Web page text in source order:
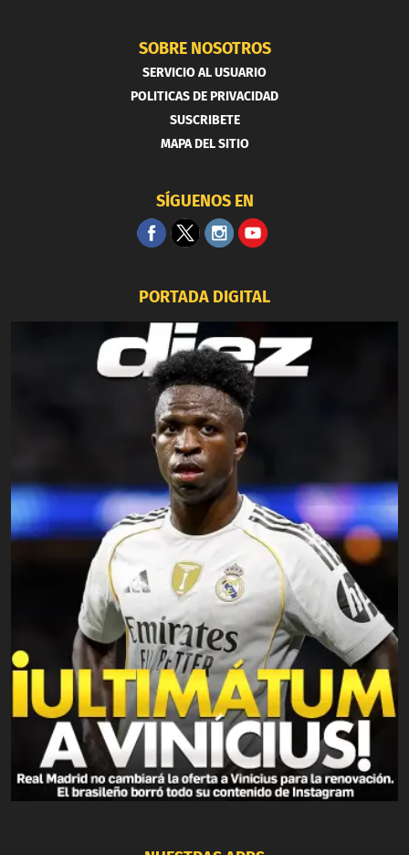
SOBRE NOSOTROS
SERVICIO AL USUARIO
POLITICAS DE PRIVACIDAD
SUSCRIBETE
MAPA DEL SITIO
SÍGUENOS EN
PORTADA DIGITAL